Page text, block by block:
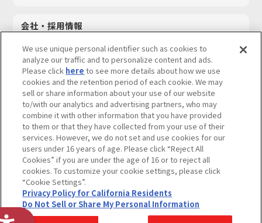
会社・採用情報
採用情報
サステナビリティ
お問い合わせ
ウェブサイトご利用条件 ソーシャルメディアポリシー
個人情報及び特定個人情報等の取り扱いに関する保護方針
Do Not Sell or Share My Personal Information著作権・商標について
カスタマーハラスメントに対する基本的な対応方針
We use unique personal identifier such as cookies to
analyze our traffic and to personalize content and ads.
Please click here to see more details about how we use
cookies and the retention period of each cookie. We may
sell or share information about your use of our website
to/with our analytics and advertising partners, who may
combine it with other information that you have provided
to them or that they have collected from your use of their
services. However, we do not set and use cookies for our
users under 16 years of age. Please click “Reject All
Cookies” if you are under the age of 16 or to reject all
cookies. To customize your cookie settings, please click
“Cookie Settings”.
Privacy Policy for California Residents
Do Not Sell or Share My Personal Information